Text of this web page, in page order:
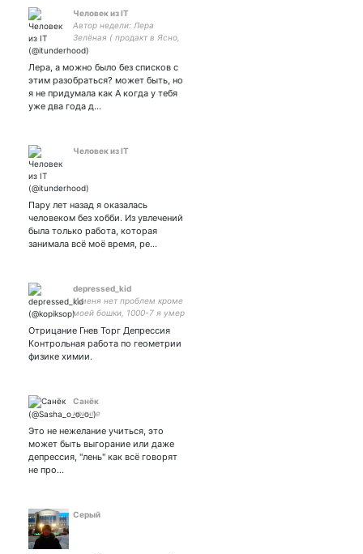
Человек из IT
Автор недели: Лера
Зелёная ( продакт в Ясно,
ex-HTML Academy. Веду
здоровье, дружу со всеми
животными, пою, играю
музыку
Лера, а можно было без списков с
этим разобраться? может быть, но
я не придумала как А когда у тебя
уже два года д…
Человек из IT
Пару лет назад я оказалась
человеком без хобби. Из увлечений
была только работа, которая
занимала всё моё время, ре…
depressed_kid
У меня нет проблем кроме
моей бошки, 1000-7 я умер
петербургской фракции
мгроба
Отрицание Гнев Торг Депрессия
Контрольная работа по геометрии
физике химии.
Санëк
кринге
Это не нежелание учиться, это
может быть выгорание или даже
депрессия, "лень" как всё говорят
не про…
Серый